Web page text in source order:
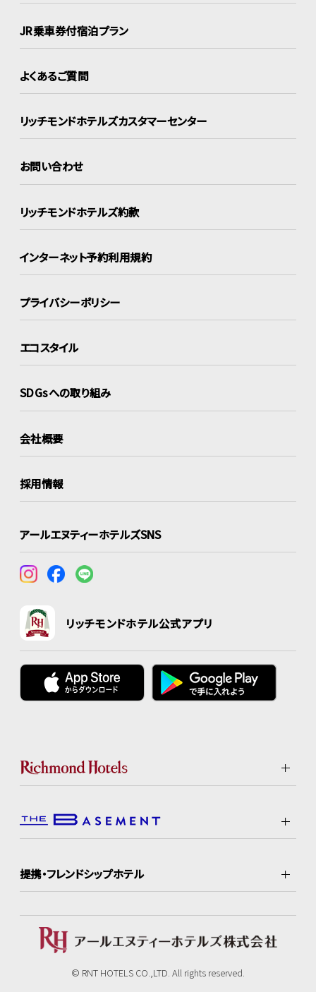
JR乗車券付宿泊プラン
よくあるご質問
リッチモンドホテルズカスタマーセンター
お問い合わせ
リッチモンドホテルズ約款
インターネット予約利用規約
プライバシーポリシー
エコスタイル
SDGsへの取り組み
会社概要
採用情報
アールエヌティーホテルズSNS
リッチモンドホテル公式アプリ
提携・フレンドシップホテル
© RNT HOTELS CO.,LTD. All rights reserved.